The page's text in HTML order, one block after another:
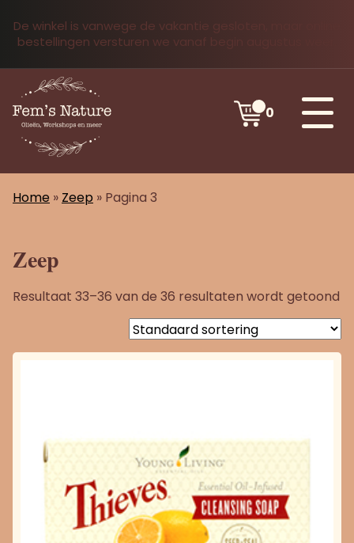
De winkel is vanwege de vakantie gesloten, maar online
bestellingen versturen we vanaf begin augustus weer.
0
Home » Zeep » Pagina 3
Zeep
Resultaat 33–36 van de 36 resultaten wordt getoond